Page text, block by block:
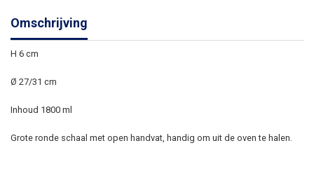
Omschrijving
H 6 cm
Ø 27/31 cm
Inhoud 1800 ml
Grote ronde schaal met open handvat, handig om uit de oven te halen.